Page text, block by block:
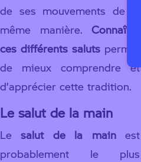
de ses mouvements de la
même manière.Connaître
ces différents saluts permet
de mieux comprendre et
d’apprécier cette tradition.
Le salut de la main
Lesalut de la mainest
probablement le plus